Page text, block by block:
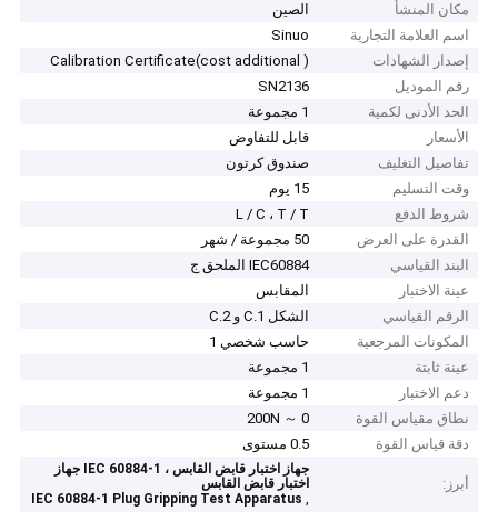
مكان المنشأ
الصين
اسم العلامة التجارية
Sinuo
إصدار الشهادات
Calibration Certificate(cost additional )
رقم الموديل
SN2136
الحد الأدنى لكمية
1 مجموعة
الأسعار
قابل للتفاوض
تفاصيل التغليف
صندوق كرتون
وقت التسليم
15 يوم
شروط الدفع
L / C ، T / T
القدرة على العرض
50 مجموعة / شهر
البند القياسي
IEC60884 الملحق ج
عينة الاختبار
المقابس
الرقم القياسي
الشكل C.1 و C.2
المكونات المرجعية
حاسب شخصي 1
عينة ثابتة
1 مجموعة
دعم الاختبار
1 مجموعة
نطاق مقياس القوة
0 ～ 200N
دقة قياس القوة
0.5 مستوى
أبرز:
جهاز اختبار قابض القابس ، IEC 60884-1 جهاز
اختبار قابض القابس
,
IEC 60884-1 Plug Gripping Test Apparatus